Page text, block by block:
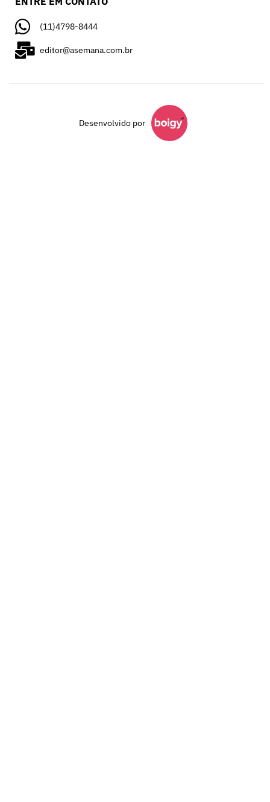
(11)4798-8444
editor@asemana.com.br
Desenvolvido por